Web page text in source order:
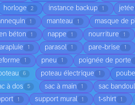
horloge 2 instance backup 1 jetée
1 manteau 1 masque de
béton 1 nappe 1 nourriture 1
1 parasol 1 pare-brise 1
1 pneu 1 poignée de porte
6 poteau électrique 1
à dos 5 sac à main 1 sac
1 support mural 1 t-shirt 1